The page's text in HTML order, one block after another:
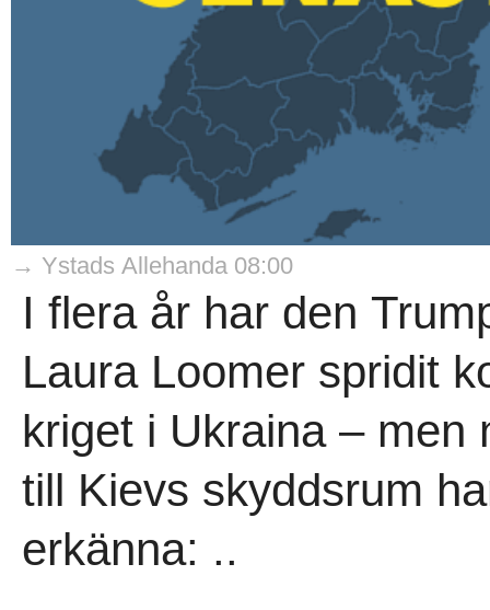
→ Ystads Allehanda 08:00
I flera år har den
Laura Loomer spridit
kriget i Ukraina – men
till Kievs skyddsrum
erkänna: ..